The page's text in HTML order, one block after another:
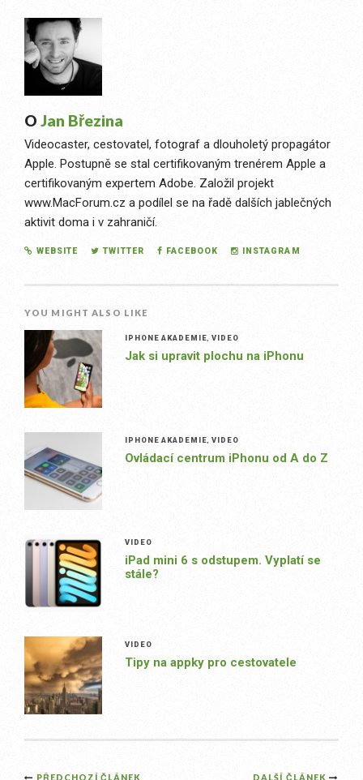
O Jan Březina
Videocaster, cestovatel, fotograf a dlouholetý propagátor
Apple. Postupně se stal certifikovaným trenérem Apple a
certifikovaným expertem Adobe. Založil projekt
www.MacForum.cz a podílel se na řadě dalších jablečných
aktivit doma i v zahraničí.
WEBSITE TWITTER FACEBOOK INSTAGRAM
YOU MIGHT ALSO LIKE
IPHONE AKADEMIE VIDEO
Jak si upravit plochu na iPhonu
IPHONE AKADEMIE VIDEO
Ovládací centrum iPhonu od A do Z
VIDEO
iPad mini 6 s odstupem. Vyplatí se
stále?
VIDEO
Tipy na appky pro cestovatele
DALŠÍ ČLÁNEK
PŘEDCHOZÍ ČLÁNEK